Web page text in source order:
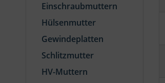
Einschraubmuttern
Hülsenmutter
Gewindeplatten
Schlitzmutter
HV-Muttern